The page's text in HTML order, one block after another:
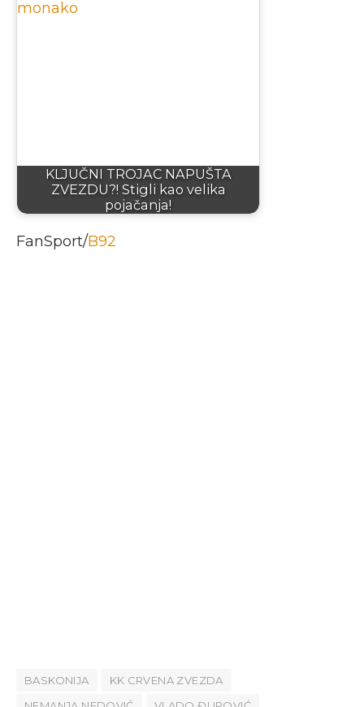
KLJUČNI TROJAC NAPUŠTA
ZVEZDU?! Stigli kao velika
pojačanja!
FanSport/B92
BASKONIJA
KK CRVENA ZVEZDA